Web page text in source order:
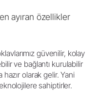
ayıran özellikler
güvenilir, kolay
ve bağlantı kurulabilir
hazır olarak gelir. Yani
sahiptirler.